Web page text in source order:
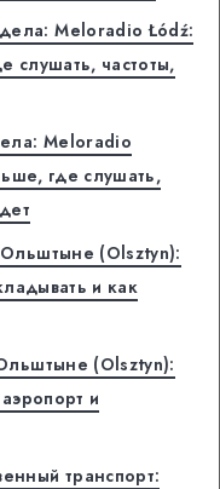
Meloradio Łódź:
слушать, частоты,
Meloradio
где слушать,
(Olsztyn):
и как
(Olsztyn):
и
транспорт: